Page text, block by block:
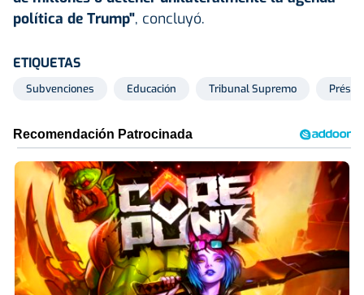
política de Trump", concluyó.
ETIQUETAS
Subvenciones Educación Tribunal Supremo